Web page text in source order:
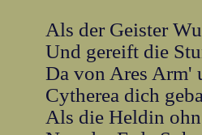
Als der Geister
Und gereift die
Da von Ares Arm'
Cytherea dich
Als die Heldin